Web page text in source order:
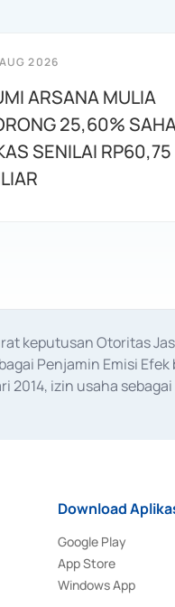
2026
ARSANA MULIA
25,60%
SENILAI RP60,75
keputusan Otoritas
Penjamin Emisi
2014, izin usaha
Download
Google Play
App Store
Windows App